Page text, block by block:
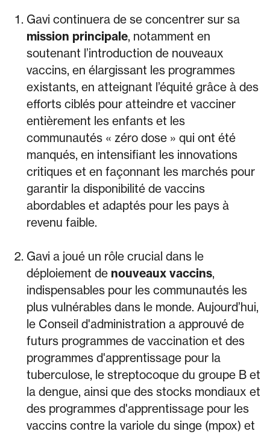
Gavi continuera de se concentrer sur sa
mission principale, notamment en
soutenant l’introduction de nouveaux
vaccins, en élargissant les programmes
existants, en atteignant l’équité grâce à des
efforts ciblés pour atteindre et vacciner
entièrement les enfants et les
communautés « zéro dose » qui ont été
manqués, en intensifiant les innovations
critiques et en façonnant les marchés pour
garantir la disponibilité de vaccins
abordables et adaptés pour les pays à
revenu faible.
Gavi a joué un rôle crucial dans le
déploiement de nouveaux vaccins,
indispensables pour les communautés les
plus vulnérables dans le monde. Aujourd’hui,
le Conseil d'administration a approuvé de
futurs programmes de vaccination et des
programmes d'apprentissage pour la
tuberculose, le streptocoque du groupe B et
la dengue, ainsi que des stocks mondiaux et
des programmes d'apprentissage pour les
vaccins contre la variole du singe (mpox) et